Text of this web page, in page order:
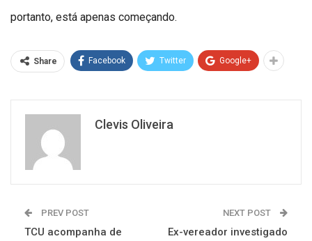
portanto, está apenas começando.
Share Facebook Twitter Google+
Clevis Oliveira
PREV POST
TCU acompanha de
NEXT POST
Ex-vereador investigado